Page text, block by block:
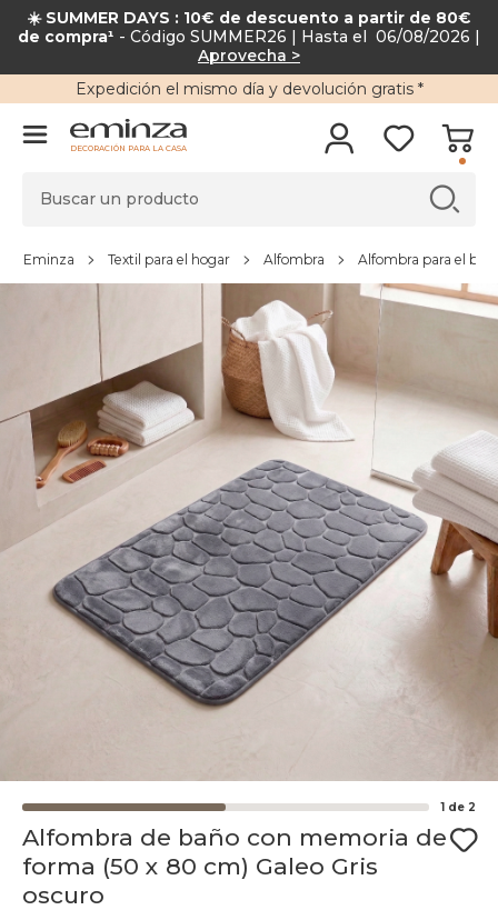
☀️ SUMMER DAYS : 10€ de descuento a partir de 80€
de compra¹ - Código SUMMER26 | Hasta el 06/08/2026 |
Aprovecha >
Expedición el mismo día y devolución gratis*
DECORACIÓN PARA LA CASA
Eminza Textil para el hogar Alfombra Alfombra para el
1 de 2
Alfombra de baño con memoria de
forma (50 x 80 cm) Galeo Gris
oscuro